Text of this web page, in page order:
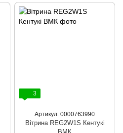
3
Артикул: 0000763990
Вiтрина REG2W1S Кентукі